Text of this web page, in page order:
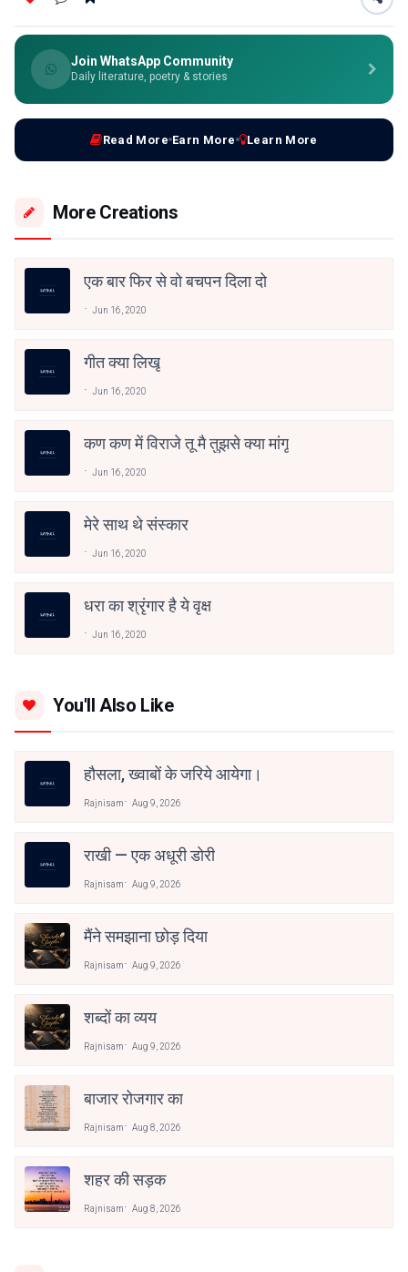
Join WhatsApp Community
Daily literature, poetry & stories
Read More Earn More Learn More
More Creations
एक बार फिर से वो बचपन दिला दो
Jun 16, 2020
गीत क्या लिखू
Jun 16, 2020
कण कण में विराजे तू मै तुझसे क्या मांगू
Jun 16, 2020
मेरे साथ थे संस्कार
Jun 16, 2020
धरा का श्रृंगार है ये वृक्ष
Jun 16, 2020
You'll Also Like
हौसला, ख्वाबों के जरिये आयेगा।
Rajnisam Aug 9, 2026
राखी — एक अधूरी डोरी
Rajnisam Aug 9, 2026
मैंने समझाना छोड़ दिया
Rajnisam Aug 9, 2026
शब्दों का व्यय
Rajnisam Aug 9, 2026
बाजार रोजगार का
Rajnisam Aug 8, 2026
शहर की सड़क
Rajnisam Aug 8, 2026